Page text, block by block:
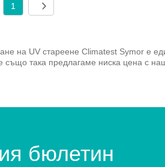
1
на UV стареене Climatest Symor е
така предлагаме ниска цена с
бюлетин